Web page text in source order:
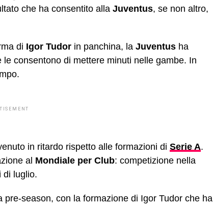
che ha consentito alla Juventus, se non altro,
di Igor Tudor in panchina, la Juventus ha
consentono di mettere minuti nelle gambe. In
in ritardo rispetto alle formazioni di Serie A.
al Mondiale per Club: competizione nella
di luglio.
season, con la formazione di Igor Tudor che ha